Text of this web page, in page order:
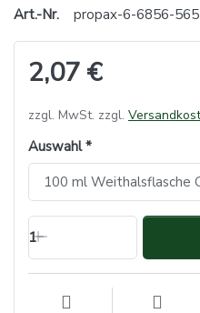
Art.-Nr.
propax-6-6856-
2,07 €
zzgl. MwSt. zzgl.
Auswahl
1